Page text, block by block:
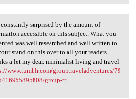
surprised by
constantly surprised by the amount of
accessible on this subject. What you
was well researched and well written to
stand on this over to all your readers.
a lot my dear. minimalist living and travel
www.tumblr.com/grouptraveladventures/79
group-tr...…